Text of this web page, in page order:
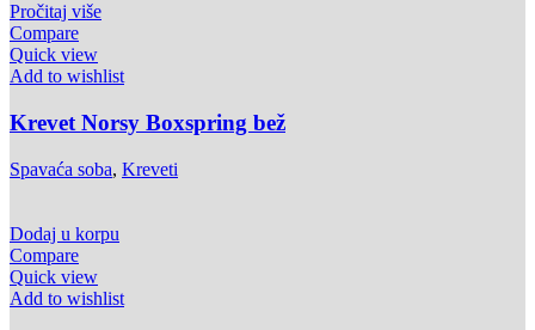
Pročitaj više
Compare
Quick view
Add to wishlist
Krevet Norsy Boxspring bež
Spavaća soba, Kreveti
Dodaj u korpu
Compare
Quick view
Add to wishlist